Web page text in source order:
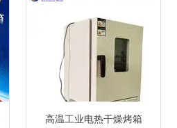
高温工业电热干燥烤箱